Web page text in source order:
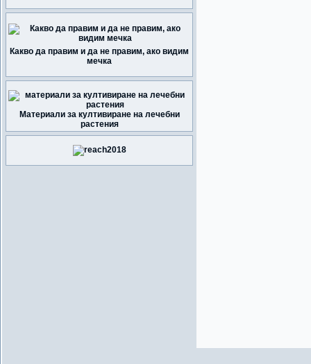
Какво да правим и да не правим, ако видим
мечка
Материали за култивиране на лечебни
растения